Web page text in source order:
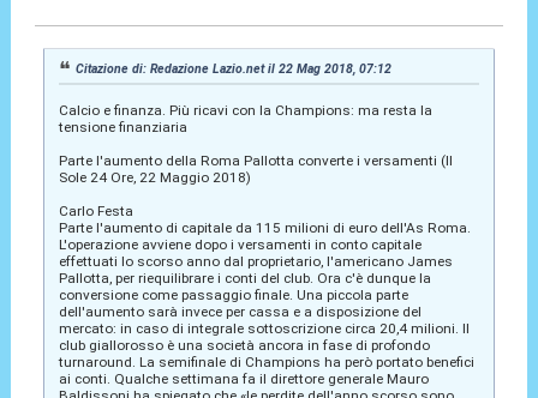
Citazione di: Redazione Lazio.net il 22 Mag 2018, 07:12
Calcio e finanza. Più ricavi con la Champions: ma resta la
tensione finanziaria
Parte l'aumento della Roma Pallotta converte i versamenti (Il
Sole 24 Ore, 22 Maggio 2018)
Carlo Festa
Parte l'aumento di capitale da 115 milioni di euro dell'As Roma.
L'operazione avviene dopo i versamenti in conto capitale
effettuati lo scorso anno dal proprietario, l'americano James
Pallotta, per riequilibrare i conti del club. Ora c'è dunque la
conversione come passaggio finale. Una piccola parte
dell'aumento sarà invece per cassa e a disposizione del
mercato: in caso di integrale sottoscrizione circa 20,4 milioni. Il
club giallorosso è una società ancora in fase di profondo
turnaround. La semifinale di Champions ha però portato benefici
ai conti. Qualche settimana fa il direttore generale Mauro